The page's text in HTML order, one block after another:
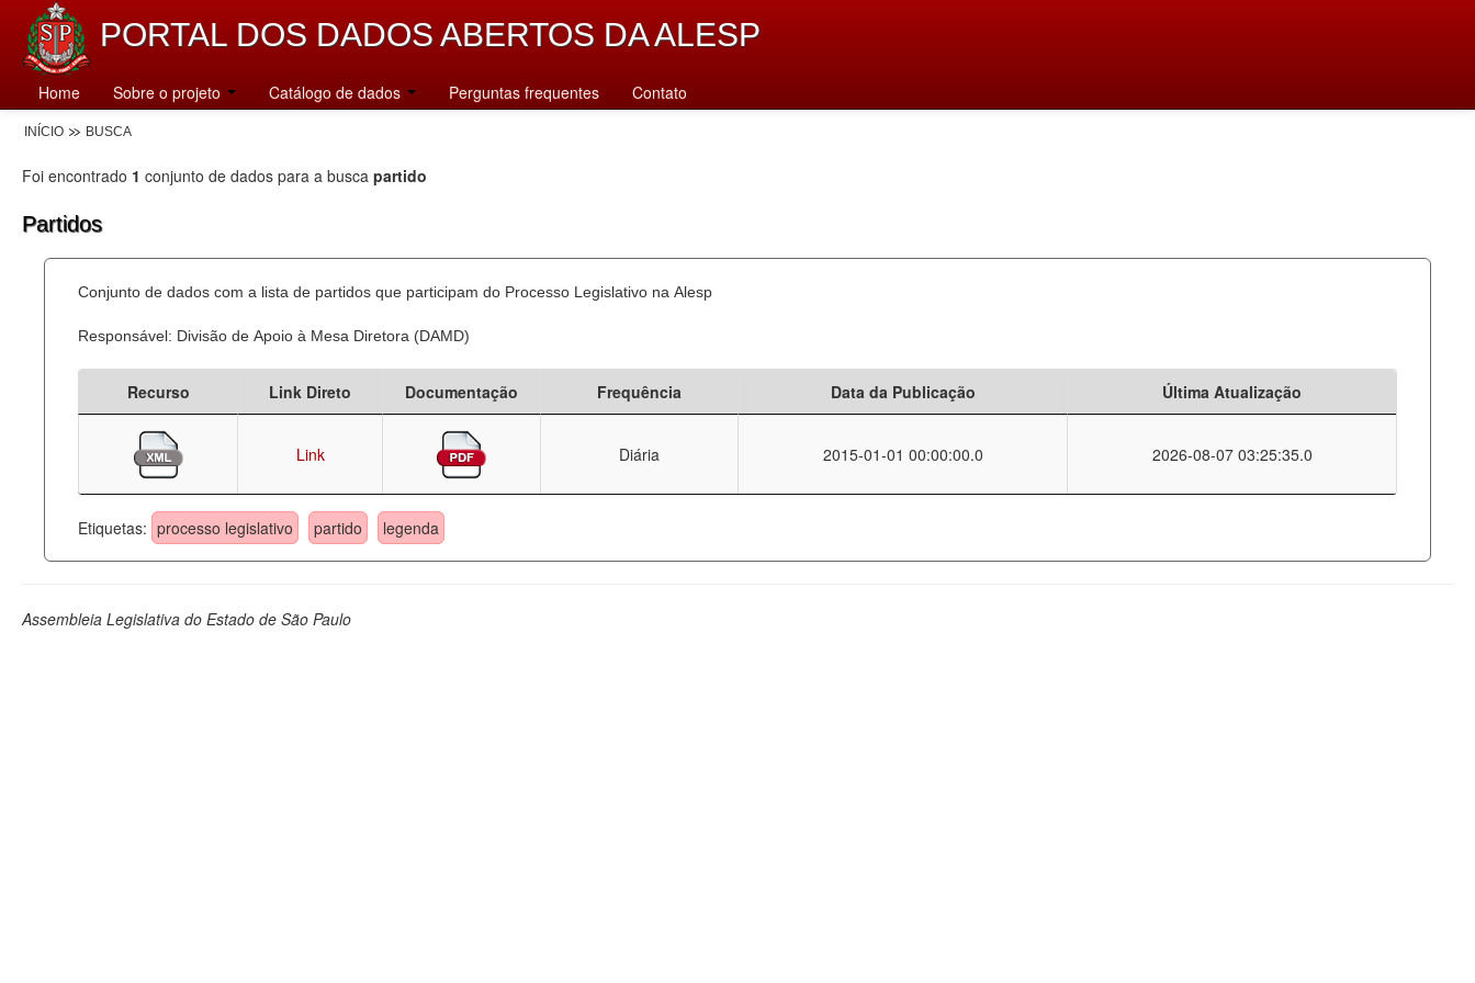
PORTAL DOS DADOS ABERTOS DA ALESP
Home Sobre o projeto Catálogo de dados Perguntas frequentes Contato
INÍCIO BUSCA
Foi encontrado 1 conjunto de dados para a busca partido
Partidos
Conjunto de dados com a lista de partidos que participam do Processo Legislativo na Alesp
Responsável: Divisão de Apoio à Mesa Diretora (DAMD)
Recurso Link Direto Documentação Frequência Data da Publicação Última Atualização
Link Diária 2015-01-01 00:00:00.0 2026-08-07 03:25:35.0
Etiquetas: processo legislativo partido legenda
Assembleia Legislativa do Estado de São Paulo